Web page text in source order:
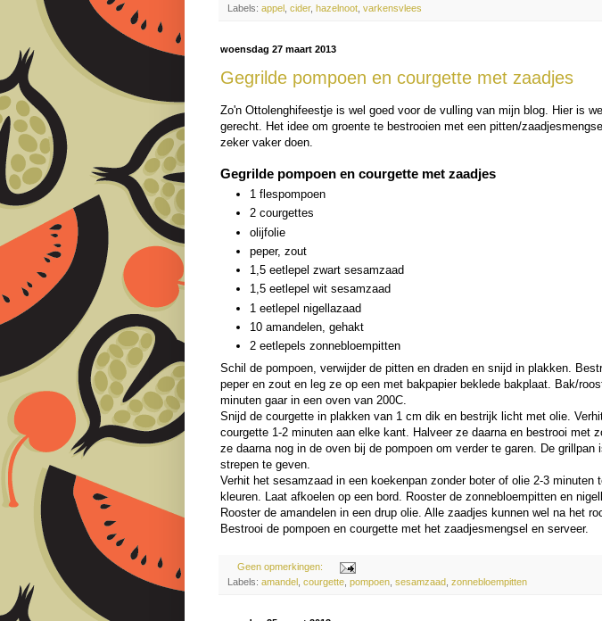
Labels: appel cider, hazelnoot varkensvlees
woensdag 27 maart 2013
Gegrilde pompoen en courgette met zaadjes
Zo'n Ottolenghifeestje is wel goed voor de vulling van mijn blog. Hier is
gerecht. Het idee om groente te bestrooien met een pitten/
zeker vaker doen.
Gegrilde pompoen en courgette met zaadjes
1 flespompoen
2 courgettes
olijfolie
peper, zout
1,5 eetlepel zwart sesamzaad
1,5 eetlepel wit sesamzaad
1 eetlepel nigellazaad
10 amandelen, gehakt
2 eetlepels zonnebloempitten
Schil de pompoen, verwijder de pitten en draden en snijd in plakken.
peper en zout en leg ze op een met bakpapier beklede bakplaat. Bak/
minuten gaar in een oven van 200C.
Snijd de courgette in plakken van 1 cm dik en bestrijk licht met olie.
courgette 1-2 minuten aan elke kant. Halveer ze daarna en bestrooi met
ze daarna nog in de oven bij de pompoen om verder te garen. De
strepen te geven.
Verhit het sesamzaad in een koekenpan zonder boter of olie 2-3 minuten
kleuren. Laat afkoelen op een bord. Rooster de zonnebloempitten en
Rooster de amandelen in een drup olie. Alle zaadjes kunnen wel na het
Bestrooi de pompoen en courgette met het zaadjesmengsel en serveer.
Geen opmerkingen:
Labels: amandel courgette pompoen sesamzaad zonnebloempitten